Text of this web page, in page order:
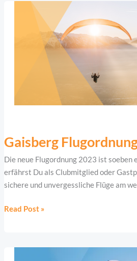
Gaisberg
Die neue Flugordnung 2023 ist soeben
erfährst Du als Clubmitglied oder
sichere und unvergessliche Flüge am
Flugordnung
Read Post »